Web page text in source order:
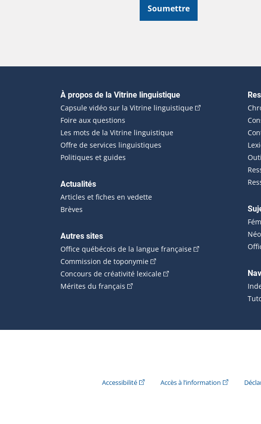
Soumettre
Navigation principale
À propos de la Vitrine linguistique
Capsule vidéo sur la Vitrine linguistique(Cet hyperlien
Foire aux questions
Les mots de la Vitrine linguistique
Offre de services linguistiques
Politiques et guides
Actualités
Articles et fiches en vedette
Brèves
Autres sites
Office québécois de la langue française(Cet hyperlien
Commission de toponymie(Cet hyperlien externe s'ouvrira
Concours de créativité lexicale(Cet hyperlien externe
Mérites du français (Cet hyperlien externe s'ouvrira dans
Accessibilité(Cet hyperlien externe s'ouvrira dans une
Accès à l’information (Cet